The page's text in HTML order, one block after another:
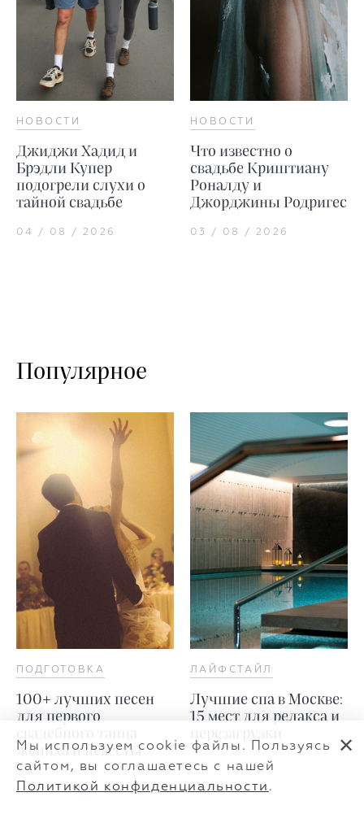
НОВОСТИ
Джиджи Хадид и
Брэдли Купер
подогрели слухи о
тайной свадьбе
04 / 08 / 2026
НОВОСТИ
Что известно о
свадьбе Криштиану
Роналду и
Джорджины Родригес
03 / 08 / 2026
Популярное
ПОДГОТОВКА
100+ лучших песен
для первого
жениха и невесты
ЛАЙФСТАЙЛ
Лучшие спа в Москве:
15 мест для релакса и
Мы используем cookie файлы. Пользуясь
сайтом, вы соглашаетесь с нашей
Политикой конфиденциальности .
✕